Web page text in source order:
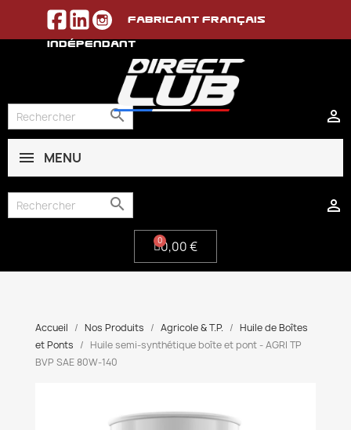
Fabricant français
indépendant


MENU


0,00 €
Accueil Nos Produits Agricole & T.P.
Huile de Boîtes
et Ponts
Huile semi-synthétique boîte et pont - AGRI TP
BVP SAE 80W-140